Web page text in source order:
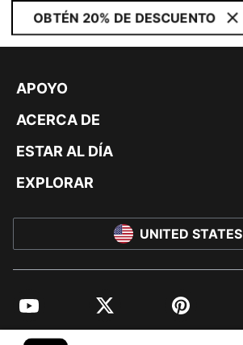
OBTÉN 20% DE DESCUENTO
APOYO
ACERCA DE
ESTAR AL DÍA
EXPLORAR
UNITED STATES
YouTube Twitter Pinterest